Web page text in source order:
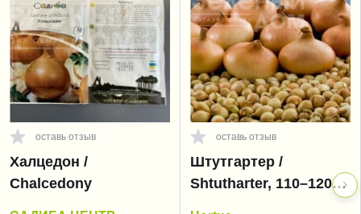
оставь отзыв
Халцедон /
Chalcedony
оставь отзыв
Штутгартер /
Shtutharter, 110–120